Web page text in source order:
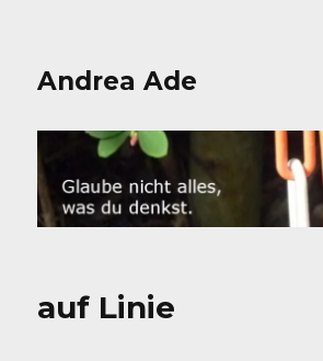
Andrea Ade
auf Linie